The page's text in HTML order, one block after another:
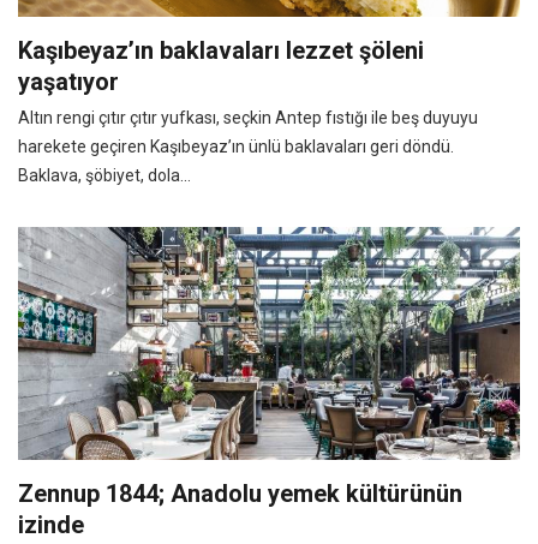
Kaşıbeyaz’ın baklavaları lezzet şöleni
yaşatıyor
Altın rengi çıtır çıtır yufkası, seçkin Antep fıstığı ile beş duyuyu
harekete geçiren Kaşıbeyaz’ın ünlü baklavaları geri döndü.
Baklava, şöbiyet, dola...
Zennup 1844; Anadolu yemek kültürünün
izinde